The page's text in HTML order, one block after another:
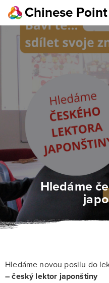
Chinese Point
Hledáme
Hledáme novou posilu do
– český lektor japonštiny